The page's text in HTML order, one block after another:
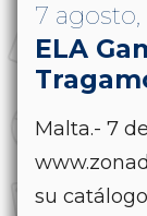
7 agosto,
ELA
Malta.- 7
su